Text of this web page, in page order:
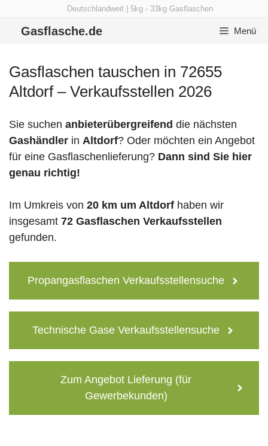
Deutschlandweit | 5kg - 33kg Gasflaschen
Gasflasche.de Menü
Gasflaschen tauschen in 72655
Altdorf – Verkaufsstellen 2026
Sie suchen anbieterübergreifend die nächsten
Gashändler in Altdorf? Oder möchten ein Angebot
für eine Gasflaschenlieferung? Dann sind Sie hier
genau richtig!
Im Umkreis von 20 km um Altdorf haben wir
insgesamt 72 Gasflaschen Verkaufsstellen
gefunden.
Propangasflaschen Verkaufsstellensuche
Technische Gase Verkaufsstellensuche
Zum Angebot Lieferung (für
Gewerbekunden)